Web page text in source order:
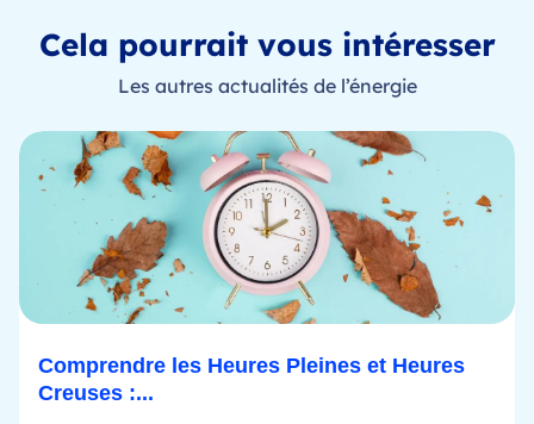
Cela pourrait vous intéresser
Les autres actualités de l’énergie
Comprendre les Heures Pleines et Heures
Creuses :...